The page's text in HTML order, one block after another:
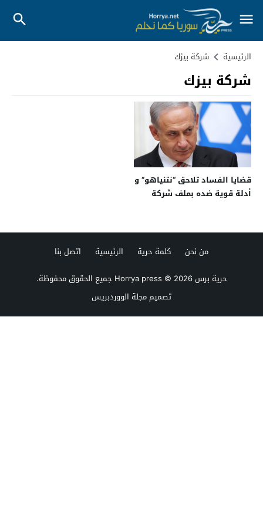
الرئيسية شركة بيزك
شركة بيزك
قضايا الفساد تلاحق “نتنياهو” و
أدلة قوية ضده بملف شركة
من نحن كلمة حرية الرئيسية
اتصل بنا
حرية برس Horrya press© 2026 جميع الحقوق محفوظة.
تصميممجلة الووردبريس